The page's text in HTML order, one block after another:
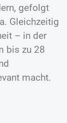
gefolgt
Gleichzeitig
– in der
bis zu 28
macht.